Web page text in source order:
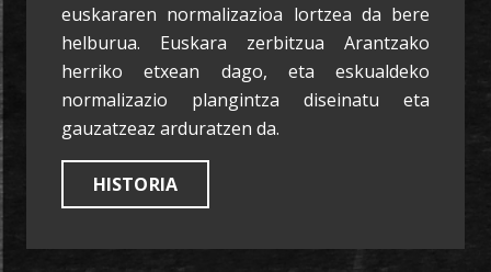
euskararen normalizazioa lortzea da bere
helburua. Euskara zerbitzua Arantzako
herriko etxean dago, eta eskualdeko
normalizazio plangintza diseinatu eta
gauzatzeaz arduratzen da.
HISTORIA